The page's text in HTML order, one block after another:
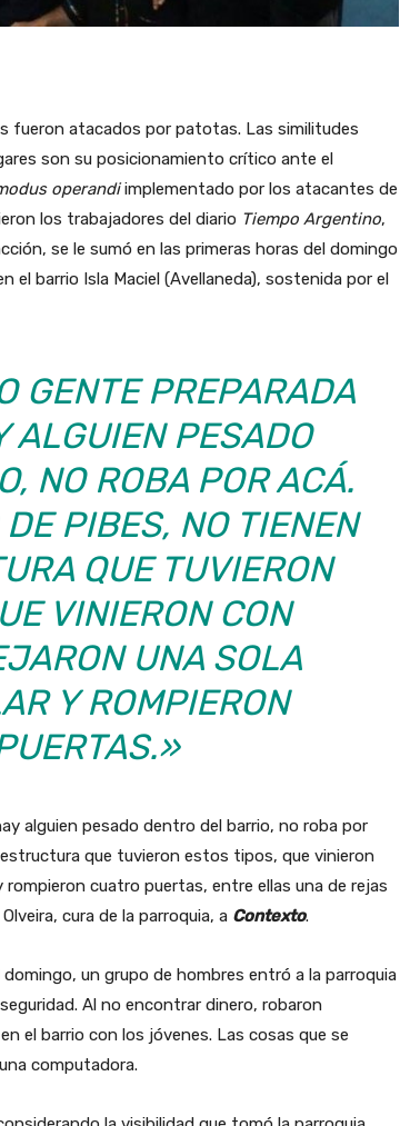
fueron atacados por patotas. Las similitudes
son su posicionamiento crítico ante el
operandiimplementado por los atacantes de
los trabajadores del diario Tiempo Argentino,
se le sumó en las primeras horas del domingo
el barrio Isla Maciel (Avellaneda), sostenida por el
GENTE PREPARADA
ALGUIEN PESADO
NO ROBA POR ACÁ.
PIBES, NO TIENEN
QUE TUVIERON
VINIERON CON
UNA SOLA
Y ROMPIERON
alguien pesado dentro del barrio, no roba por
que tuvieron estos tipos, que vinieron
cuatro puertas, entre ellas una de rejas
cura de la parroquia, a Contexto.
un grupo de hombres entró a la parroquia
Al no encontrar dinero, robaron
el barrio con los jóvenes. Las cosas que se
computadora.